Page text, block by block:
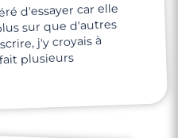
d'essayer car elle
sur que d'autres
j'y croyais à
plusieurs